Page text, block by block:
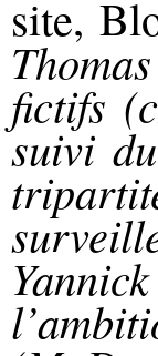
site,
fictifs
suivi